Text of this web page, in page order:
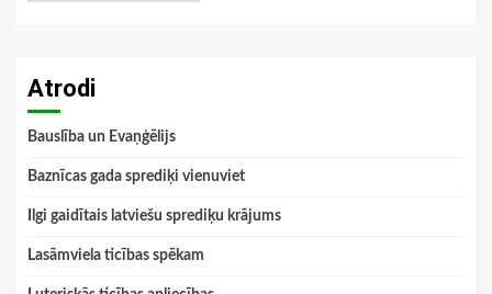
Atrodi
Bauslība un Evaņģēlijs
Baznīcas gada sprediķi vienuviet
Ilgi gaidītais latviešu sprediķu krājums
Lasāmviela ticības spēkam